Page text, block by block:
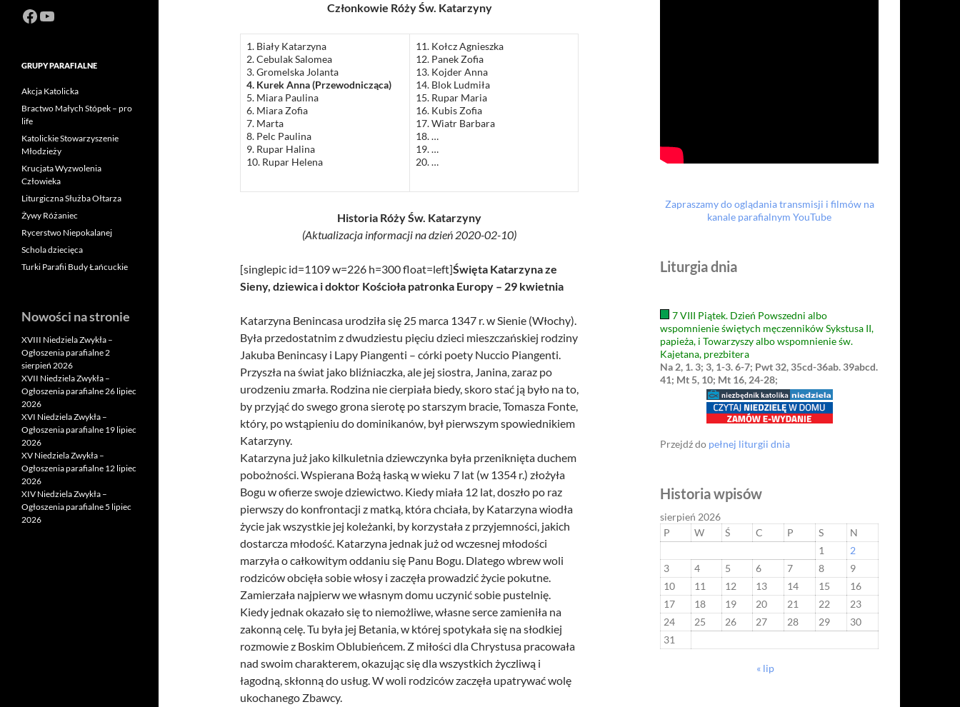
Członkowie Róży Św. Katarzyny
1. Biały Katarzyna
2. Cebulak Salomea
3. Gromelska Jolanta
4. Kurek Anna (Przewodnicząca)
5. Miara Paulina
6. Miara Zofia
7. Marta
8. Pelc Paulina
9. Rupar Halina
10. Rupar Helena
11. Kołcz Agnieszka
12. Panek Zofia
13. Kojder Anna
14. Blok Ludmiła
15. Rupar Maria
16. Kubis Zofia
17. Wiatr Barbara
18. …
19. …
20. …
Historia Róży Św. Katarzyny
(Aktualizacja informacji na dzień 2020-02-10)
[singlepic id=1109 w=226 h=300 float=left]Święta Katarzyna ze
Sieny, dziewica i doktor Kościoła patronka Europy – 29 kwietnia
Katarzyna Benincasa urodziła się 25 marca 1347 r. w Sienie (Włochy).
Była przedostatnim z dwudziestu pięciu dzieci mieszczańskiej rodziny
Jakuba Benincasy i Lapy Piangenti – córki poety Nuccio Piangenti.
Przyszła na świat jako bliźniaczka, ale jej siostra, Janina, zaraz po
urodzeniu zmarła. Rodzina nie cierpiała biedy, skoro stać ją było na to,
by przyjąć do swego grona sierotę po starszym bracie, Tomasza Fonte,
który, po wstąpieniu do dominikanów, był pierwszym spowiednikiem
Katarzyny.
Katarzyna już jako kilkuletnia dziewczynka była przeniknięta duchem
pobożności. Wspierana Bożą łaską w wieku 7 lat (w 1354 r.) złożyła
Bogu w ofierze swoje dziewictwo. Kiedy miała 12 lat, doszło po raz
pierwszy do konfrontacji z matką, która chciała, by Katarzyna wiodła
życie jak wszystkie jej koleżanki, by korzystała z przyjemności, jakich
dostarcza młodość. Katarzyna jednak już od wczesnej młodości
marzyła o całkowitym oddaniu się Panu Bogu. Dlatego wbrew woli
rodziców obcięła sobie włosy i zaczęła prowadzić życie pokutne.
Zamierzała najpierw we własnym domu uczynić sobie pustelnię.
Kiedy jednak okazało się to niemożliwe, własne serce zamieniła na
zakonną celę. Tu była jej Betania, w której spotykała się na słodkiej
rozmowie z Boskim Oblubieńcem. Z miłości dla Chrystusa pracowała
nad swoim charakterem, okazując się dla wszystkich życzliwą i
łagodną, skłonną do usług. W woli rodziców zaczęła upatrywać wolę
ukochanego Zbawcy.
Zapraszamy do oglądania transmisji i filmów na
kanale parafialnym YouTube
Liturgia dnia
7 VIII Piątek. Dzień Powszedni albo
wspomnienie świętych męczenników Sykstusa II,
papieża, i Towarzyszy albo wspomnienie św.
Kajetana, prezbitera
Na 2, 1. 3; 3, 1-3. 6-7; Pwt 32, 35cd-36ab. 39abcd.
41; Mt 5, 10; Mt 16, 24-28;
Przejdź do pełnej liturgii dnia
Historia wpisów
sierpień 2026
P
W Ś C P S
N
1
2
3
4 5 6 7 8
9
10
11 12 13 14 15
16
17
18 19 20 21 22
23
24
25 26 27 28 29
30
31
« lip
Facebook
https://www.youtube.com/channel/UCeN8ciSo_a79igwmwNXx2qw
GRUPY PARAFIALNE
Akcja Katolicka
Bractwo Małych Stópek – pro
life
Katolickie Stowarzyszenie
Młodzieży
Krucjata Wyzwolenia
Człowieka
Liturgiczna Służba Ołtarza
Żywy Różaniec
Rycerstwo Niepokalanej
Schola dziecięca
Turki Parafii Budy Łańcuckie
Nowości na stronie
XVIII Niedziela Zwykła –
Ogłoszenia parafialne 2
sierpień 2026
XVII Niedziela Zwykła –
Ogłoszenia parafialne 26 lipiec
2026
XVI Niedziela Zwykła –
Ogłoszenia parafialne 19 lipiec
2026
XV Niedziela Zwykła –
Ogłoszenia parafialne 12 lipiec
2026
XIV Niedziela Zwykła –
Ogłoszenia parafialne 5 lipiec
2026